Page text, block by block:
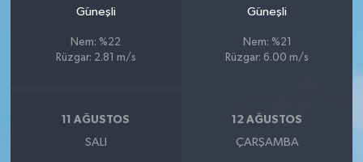
Güneşli
Nem: %22
Rüzgar: 2.81 m/s
Güneşli
Nem: %21
Rüzgar: 6.00 m/s
11 AĞUSTOS
SALI
12 AĞUSTOS
ÇARŞAMBA